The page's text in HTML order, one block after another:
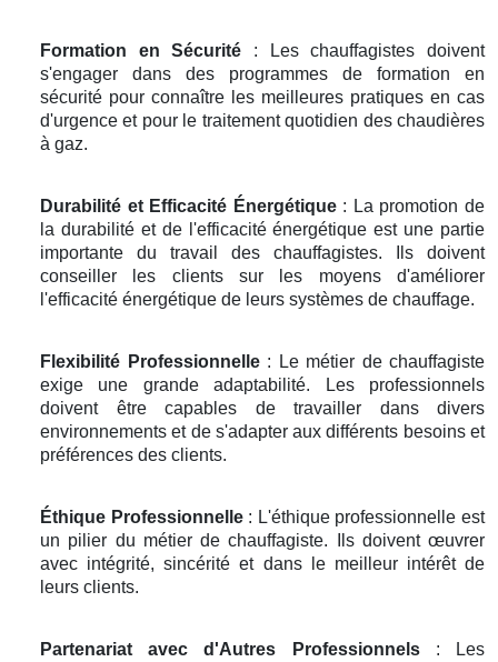
Formation en Sécurité : Les chauffagistes doivent
s'engager dans des programmes de formation en
sécurité pour connaître les meilleures pratiques en cas
d'urgence et pour le traitement quotidien des chaudières
à gaz.
Durabilité et Efficacité Énergétique: La promotion de
la durabilité et de l'efficacité énergétique est une partie
importante du travail des chauffagistes. Ils doivent
conseiller les clients sur les moyens d'améliorer
l'efficacité énergétique de leurs systèmes de chauffage.
Flexibilité Professionnelle: Le métier de chauffagiste
exige une grande adaptabilité. Les professionnels
doivent être capables de travailler dans divers
environnements et de s'adapter aux différents besoins et
préférences des clients.
Éthique Professionnelle: L'éthique professionnelle est
un pilier du métier de chauffagiste. Ils doivent œuvrer
avec intégrité, sincérité et dans le meilleur intérêt de
leurs clients.
Partenariat avec d'Autres Professionnels: Les